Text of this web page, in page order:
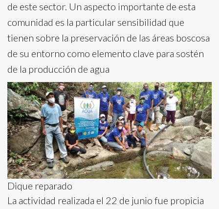
de este sector. Un aspecto importante de esta
comunidad es la particular sensibilidad que
tienen sobre la preservación de las áreas boscosa
de su entorno como elemento clave para sostén
de la producción de agua
Dique reparado
La actividad realizada el 22 de junio fue propicia